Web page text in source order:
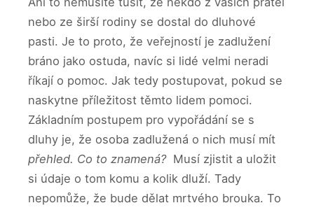
nebo ze širší rodiny se dostal do dluhové
pasti. Je to proto, že veřejností je zadlužení
bráno jako ostuda, navíc si lidé velmi neradi
říkají o pomoc. Jak tedy postupovat, pokud se
naskytne příležitost těmto lidem pomoci.
Základním postupem pro vypořádání se s
dluhy je, že osoba zadlužená o nich musí mít
přehled. Co to znamená?Musí zjistit a uložit
si údaje o tom komu a kolik dluží. Tady
nepomůže, že bude dělat mrtvého brouka. To